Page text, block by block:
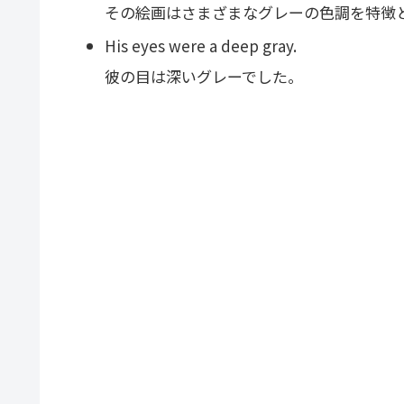
その絵画はさまざまなグレーの色調を特徴
His eyes were a deep gray.
彼の目は深いグレーでした。